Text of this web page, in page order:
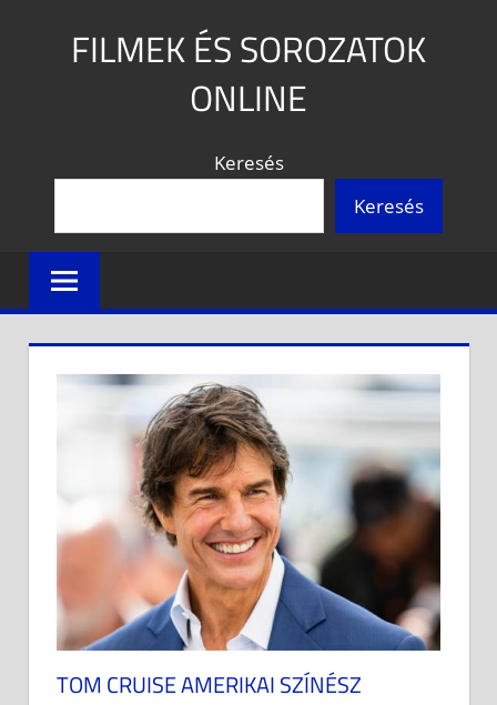
FILMEK ÉS SOROZATOK
ONLINE
sorozatok,
minden
mennyiségben!
Keresés
Keresés
TOM CRUISE AMERIKAI SZÍNÉSZ